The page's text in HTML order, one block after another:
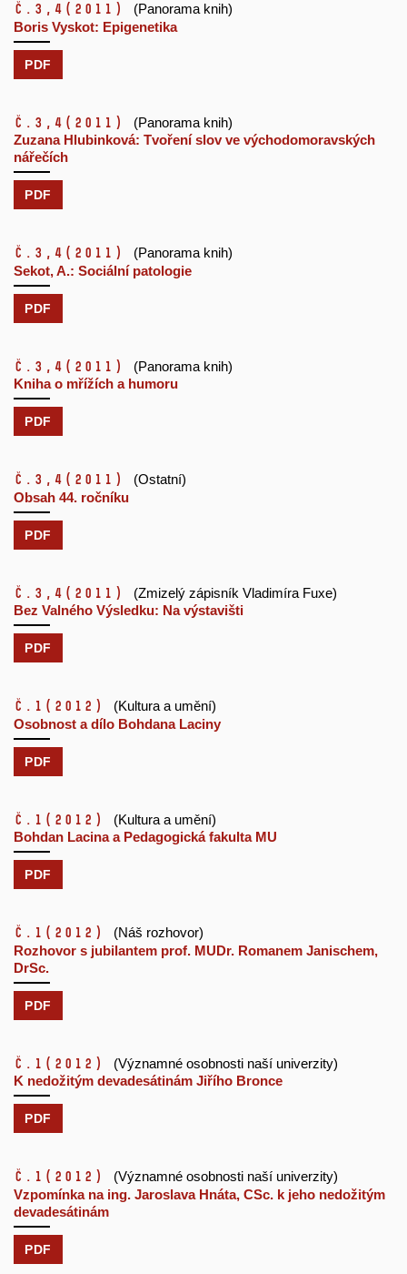
č.3,4 (2011)
(Panorama knih)
Boris Vyskot: Epigenetika
PDF
č.3,4 (2011)
(Panorama knih)
Zuzana Hlubinková: Tvoření slov ve východomoravských
nářečích
PDF
č.3,4 (2011)
(Panorama knih)
Sekot, A.: Sociální patologie
PDF
č.3,4 (2011)
(Panorama knih)
Kniha o mřížích a humoru
PDF
č.3,4 (2011)
(Ostatní)
Obsah 44. ročníku
PDF
č.3,4 (2011)
(Zmizelý zápisník Vladimíra Fuxe)
Bez Valného Výsledku: Na výstavišti
PDF
č.1 (2012)
(Kultura a umění)
Osobnost a dílo Bohdana Laciny
PDF
č.1 (2012)
(Kultura a umění)
Bohdan Lacina a Pedagogická fakulta MU
PDF
č.1 (2012)
(Náš rozhovor)
Rozhovor s jubilantem prof. MUDr. Romanem Janischem,
DrSc.
PDF
č.1 (2012)
(Významné osobnosti naší univerzity)
K nedožitým devadesátinám Jiřího Bronce
PDF
č.1 (2012)
(Významné osobnosti naší univerzity)
Vzpomínka na ing. Jaroslava Hnáta, CSc. k jeho nedožitým
devadesátinám
PDF